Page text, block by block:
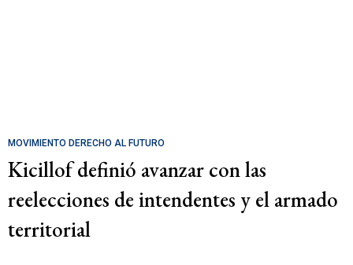
MOVIMIENTO DERECHO AL FUTURO
Kicillof definió avanzar con las
reelecciones de intendentes y el armado
territorial